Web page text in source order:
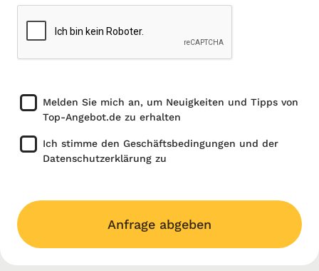
Melden Sie mich an, um Neuigkeiten und Tipps von
Top-Angebot.de zu erhalten
Ich stimme den Geschäftsbedingungen und der
Datenschutzerklärung zu
Anfrage abgeben